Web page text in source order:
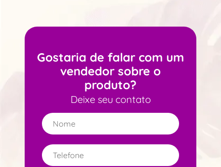
Gostaria de falar com um
vendedor sobre o
produto?
Deixe seu contato